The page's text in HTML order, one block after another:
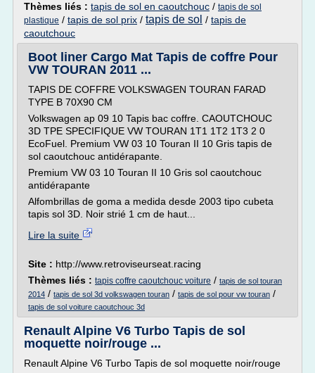
Thèmes liés : tapis de sol en caoutchouc / tapis de sol
plastique / tapis de sol prix / tapis de sol / tapis de
caoutchouc
Boot liner Cargo Mat Tapis de coffre Pour
VW TOURAN 2011 ...
TAPIS DE COFFRE VOLKSWAGEN TOURAN FARAD
TYPE B 70X90 CM
Volkswagen ap 09 10 Tapis bac coffre. CAOUTCHOUC
3D TPE SPECIFIQUE VW TOURAN 1T1 1T2 1T3 2 0
EcoFuel. Premium VW 03 10 Touran II 10 Gris tapis de
sol caoutchouc antidérapante.
Premium VW 03 10 Touran II 10 Gris sol caoutchouc
antidérapante
Alfombrillas de goma a medida desde 2003 tipo cubeta
tapis sol 3D. Noir strié 1 cm de haut...
Lire la suite
Site : http://www.retroviseurseat.racing
Thèmes liés : tapis coffre caoutchouc voiture / tapis de sol touran
2014 / tapis de sol 3d volkswagen touran / tapis de sol pour vw touran /
tapis de sol voiture caoutchouc 3d
Renault Alpine V6 Turbo Tapis de sol
moquette noir/rouge ...
Renault Alpine V6 Turbo Tapis de sol moquette noir/rouge